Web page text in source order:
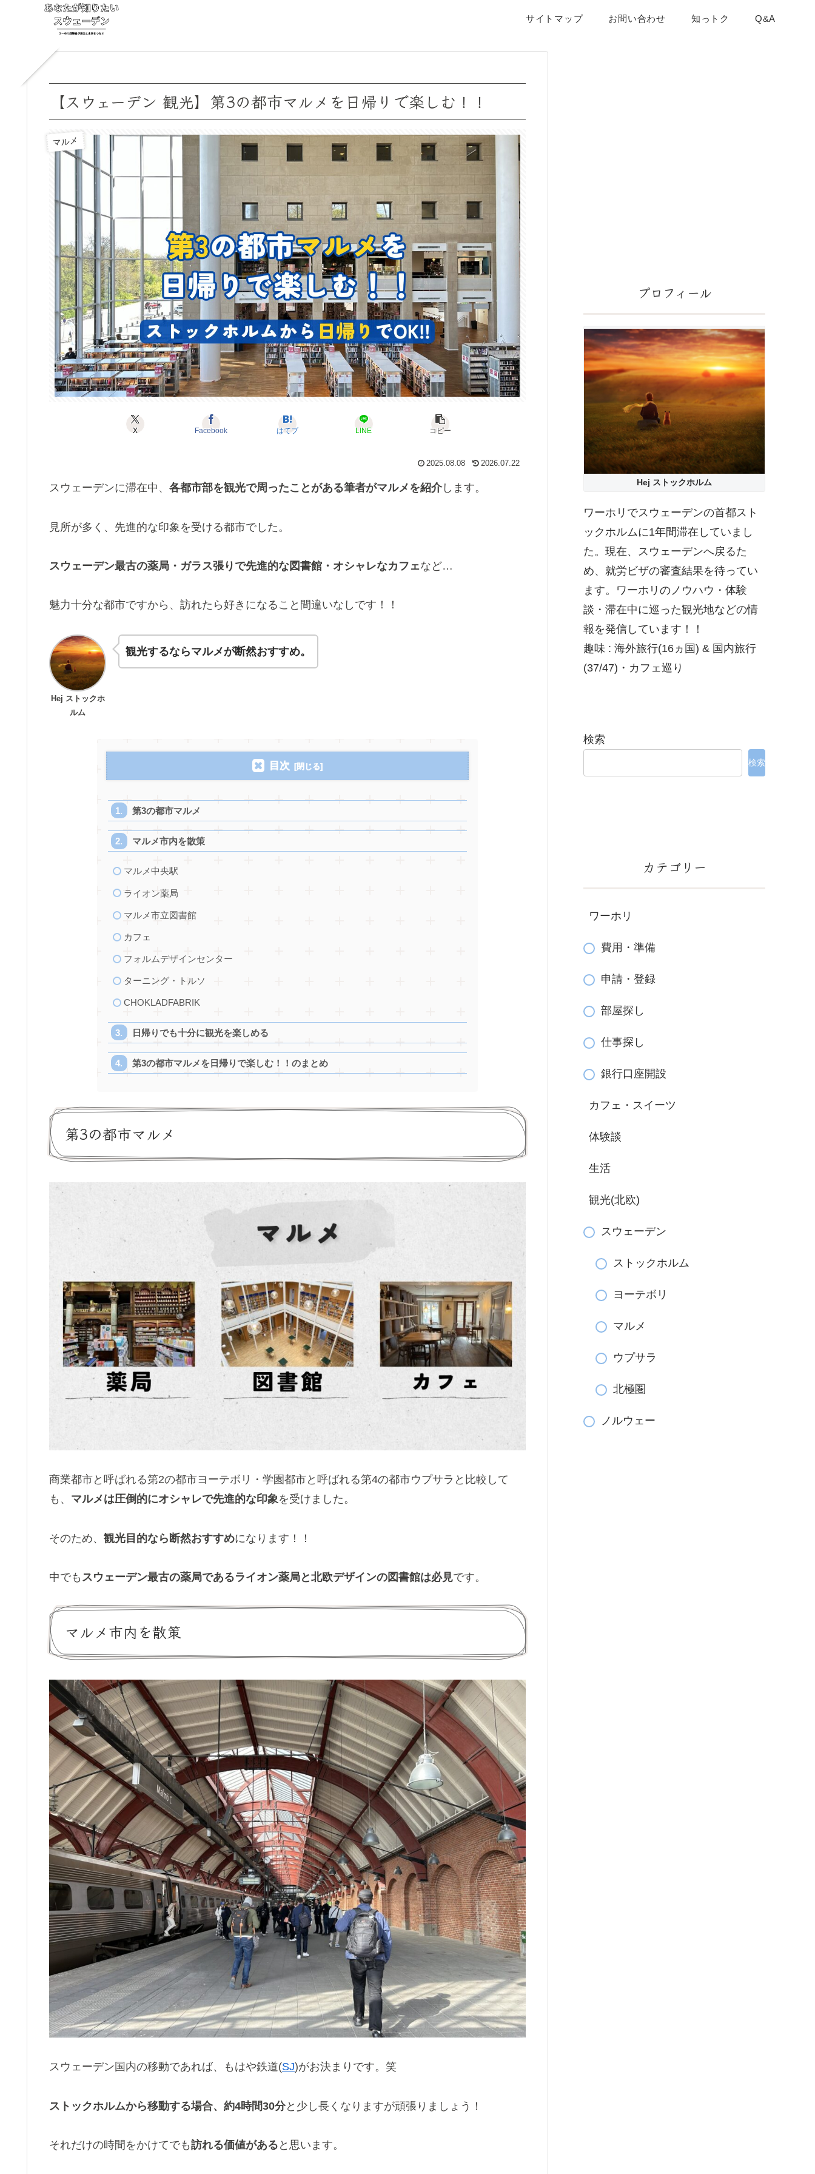
サイトマップ お問い合わせ 知っトク Q&A
【スウェーデン 観光】第3の都市マルメを日帰りで楽しむ！！
マルメ
X Facebook はてブ LINE コピー
2025.08.08 2026.07.22
スウェーデンに滞在中、 各都市部を観光で周ったことがある筆者がマルメを紹介します。
見所が多く、先進的な印象を受ける都市でした。
スウェーデン最古の薬局・ガラス張りで先進的な図書館・オシャレなカフェなど…
魅力十分な都市ですから、訪れたら好きになること間違いなしです！！
Hej ストックホ
ルム
観光するならマルメが断然おすすめ。
目次
第3の都市マルメ
マルメ市内を散策
マルメ中央駅
ライオン薬局
マルメ市立図書館
カフェ
フォルムデザインセンター
ターニング・トルソ
CHOKLADFABRIK
日帰りでも十分に観光を楽しめる
第3の都市マルメを日帰りで楽しむ！！のまとめ
第3の都市マルメ
商業都市と呼ばれる第2の都市ヨーテボリ・学園都市と呼ばれる第4の都市ウプサラと比較して
も、 マルメは圧倒的にオシャレで先進的な印象を受けました。
そのため、 観光目的なら断然おすすめになります！！
中でも スウェーデン最古の薬局であるライオン薬局と北欧デザインの図書館は必見です。
マルメ市内を散策
スウェーデン国内の移動であれば、もはや鉄道(SJ)がお決まりです。笑
ストックホルムから移動する場合、約4時間30分と少し長くなりますが頑張りましょう！
それだけの時間をかけてでも訪れる価値がある と思います。
プロフィール
Hej ストックホルム
ワーホリでスウェーデンの首都スト
ックホルムに1年間滞在していまし
た。現在、スウェーデンへ戻るた
め、就労ビザの審査結果を待ってい
ます。ワーホリのノウハウ・体験
談・滞在中に巡った観光地などの情
報を発信しています！！
趣味 : 海外旅行(16ヵ国) & 国内旅行
(37/47)・カフェ巡り
検索
検索
カテゴリー
ワーホリ
費用・準備
申請・登録
部屋探し
仕事探し
銀行口座開設
カフェ・スイーツ
体験談
生活
観光(北欧)
スウェーデン
ストックホルム
ヨーテボリ
マルメ
ウプサラ
北極圏
ノルウェー